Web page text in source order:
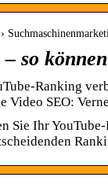
– so
Ranking
Video SEO:
Sie Ihr